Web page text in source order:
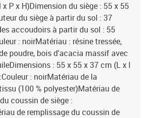
P x H)Dimension du siège : 55 x 55
du siège à partir du sol : 37
accoudoirs à partir du sol : 55
: noirMatériau : résine tressée,
poudre, bois d'acacia massif avec
: 55 x 55 x 37 cm (L x l
: noirMatériau de la
(100 % polyester)Matériau de
coussin de siège :
de remplissage du coussin de